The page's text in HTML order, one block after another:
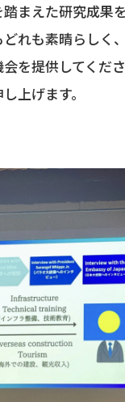
まえた研究成果
れも素晴らしく
を提供してくだ
上げます。